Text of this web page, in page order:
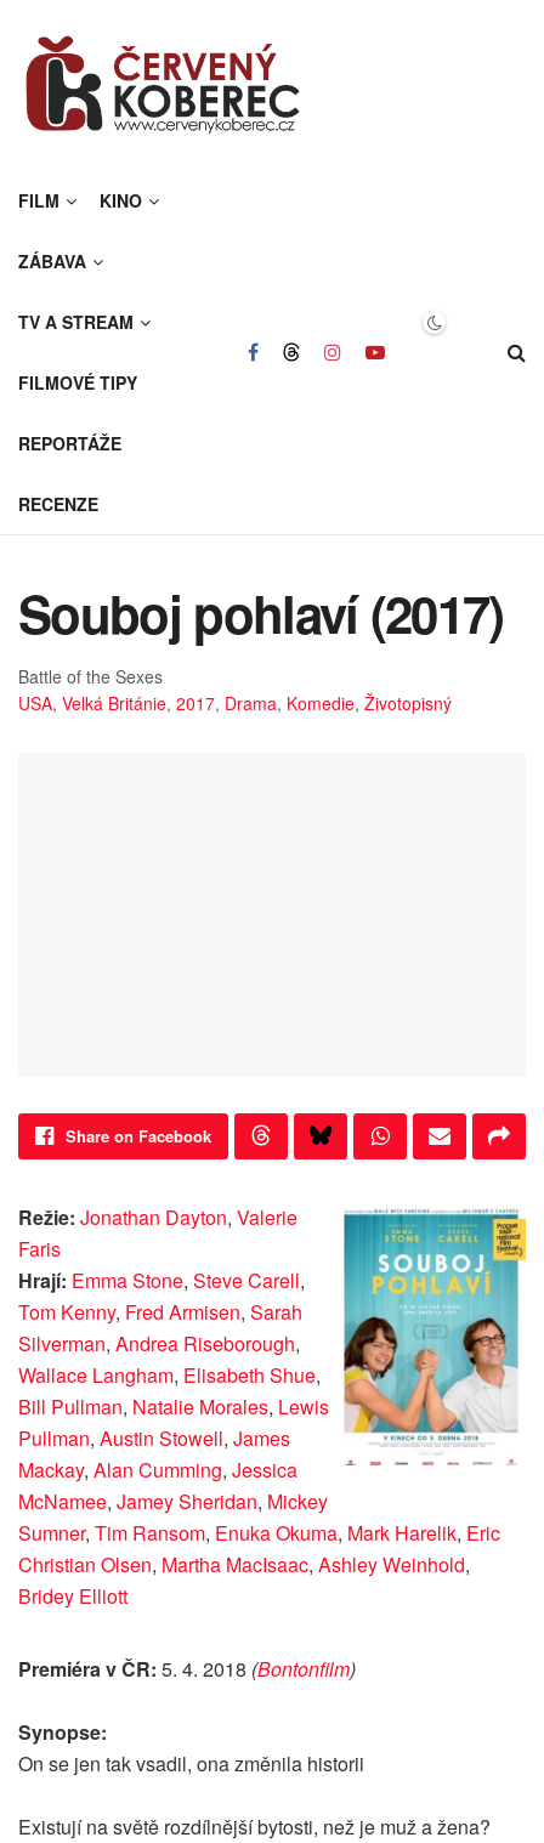
FILM KINO
ZÁBAVA
TV A STREAM
FILMOVÉ TIPY
REPORTÁŽE
RECENZE
Souboj pohlaví (2017)
Battle of the Sexes
USA, Velká Británie, 2017, Drama, Komedie, Životopisný
Share on Facebook
Režie: Jonathan Dayton, Valerie
Faris
Hrají: Emma Stone, Steve Carell,
Tom Kenny, Fred Armisen, Sarah
Silverman, Andrea Riseborough,
Wallace Langham, Elisabeth Shue,
Bill Pullman, Natalie Morales, Lewis
Pullman, Austin Stowell, James
Mackay, Alan Cumming, Jessica
McNamee, Jamey Sheridan, Mickey
Sumner, Tim Ransom, Enuka Okuma, Mark Harelik, Eric
Christian Olsen, Martha MacIsaac, Ashley Weinhold,
Bridey Elliott
Premiéra v ČR: 5. 4. 2018 (Bontonfilm)
Synopse:
On se jen tak vsadil, ona změnila historii
Existují na světě rozdílnější bytosti, než je muž a žena?